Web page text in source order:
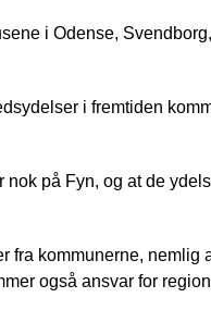
i Odense,
i fremtiden
på Fyn, og at de
fra kommunerne, nemlig
også ansvar for